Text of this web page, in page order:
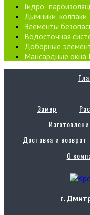
Гидро-
Дымники, колпаки
Элементы
Водосточная
Доборные
Мансардные окна
Замер
Доставка и возврат
О
г.